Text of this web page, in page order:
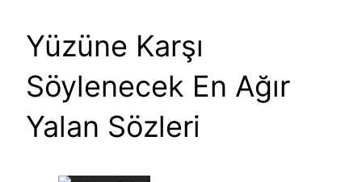
Yüzüne Karşı
Söylenecek En Ağır
Yalan Sözleri